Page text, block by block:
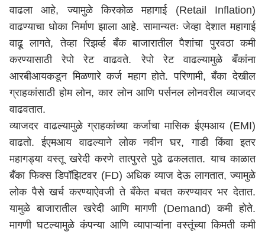
वाढला आहे, ज्यामुळे किरकोळ महागाई (Retail Inflation)
वाढण्याचा धोका निर्माण झाला आहे. सामान्यतः जेव्हा देशात महागाई
वाढू लागते, तेव्हा रिझर्व्ह बँक बाजारातील पैशांचा पुरवठा कमी
करण्यासाठी रेपो रेट वाढवते. रेपो रेट वाढल्यामुळे बँकांना
आरबीआयकडून मिळणारे कर्ज महाग होते. परिणामी, बँका देखील
ग्राहकांसाठी होम लोन, कार लोन आणि पर्सनल लोनवरील व्याजदर
वाढवतात.
व्याजदर वाढल्यामुळे ग्राहकांच्या कर्जाचा मासिक ईएमआय (EMI)
वाढतो. ईएमआय वाढल्याने लोक नवीन घर, गाडी किंवा इतर
महागड्या वस्तू खरेदी करणे तात्पुरते पुढे ढकलतात. याच काळात
बँका फिक्स डिपॉझिटवर (FD) अधिक व्याज देऊ लागतात, ज्यामुळे
लोक पैसे खर्च करण्याऐवजी ते बँकेत बचत करण्यावर भर देतात.
यामुळे बाजारातील खरेदी आणि मागणी (Demand) कमी होते.
मागणी घटल्यामुळे कंपन्या आणि व्यापाऱ्यांना वस्तूंच्या किमती कमी